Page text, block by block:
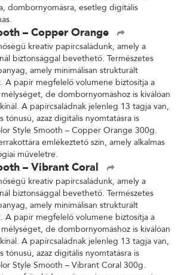
dombornyomásra, esetleg digitális
– Copper Orange
kreatív papírcsaládunk, amely a
biztonsággal bevethető. Természetes
amely minimálisan strukturált
A papír megfelelő volumene biztosítja a
de dombornyomáshoz is kiválóan
A papírcsaládnak jelenleg 13 tagja van,
tónusú, azaz digitális nyomtatásra is
Style Smooth – Copper Orange 300g.
emlékeztető szín, amely alkalmas
műveletre.
– Vibrant Coral
kreatív papírcsaládunk, amely a
biztonsággal bevethető. Természetes
amely minimálisan strukturált
A papír megfelelő volumene biztosítja a
de dombornyomáshoz is kiválóan
A papírcsaládnak jelenleg 13 tagja van,
tónusú, azaz digitális nyomtatásra is
Style Smooth – Vibrant Coral 300g.